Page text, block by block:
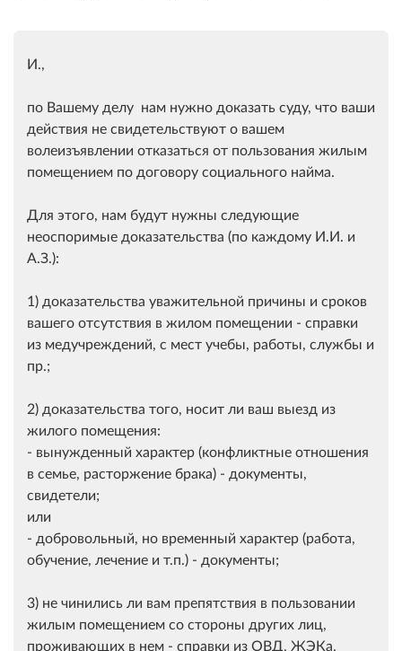
И.,
по Вашему делу нам нужно доказать суду, что ваши
действия не свидетельствуют о вашем
волеизъявлении отказаться от пользования жилым
помещением по договору социального найма.
Для этого, нам будут нужны следующие
неоспоримые доказательства (по каждому И.И. и
А.З.):
1) доказательства уважительной причины и сроков
вашего отсутствия в жилом помещении - справки
из медучреждений, с мест учебы, работы, службы и
пр.;
2) доказательства того, носит ли ваш выезд из
жилого помещения:
- вынужденный характер (конфликтные отношения
в семье, расторжение брака) - документы,
свидетели;
или
- добровольный, но временный характер (работа,
обучение, лечение и т.п.) - документы;
3) не чинились ли вам препятствия в пользовании
жилым помещением со стороны других лиц,
проживающих в нем - справки из ОВД, ЖЭКа,